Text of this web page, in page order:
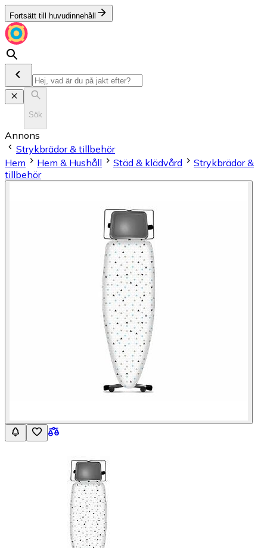
Fortsätt till huvudinnehåll
Sök
Annons
Strykbrädor & tillbehör
Hem
Hem & Hushåll Städ & klädvård
Strykbrädor &
tillbehör